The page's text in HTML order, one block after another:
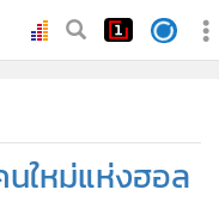
ใหม่แห่งฮอล